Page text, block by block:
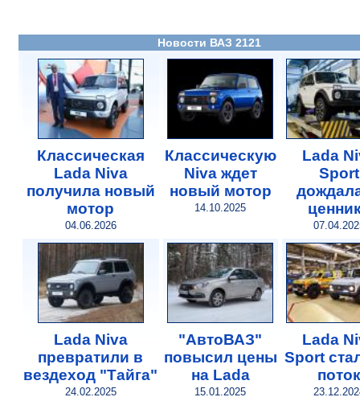
Новости ВАЗ 2121
Классическая
Lada Niva
получила новый
мотор
04.06.2026
Классическую
Niva ждет
новый мотор
14.10.2025
Lada
Sport
Lada Niva
превратили в
вездеход "Тайга"
24.02.2025
"АвтоВАЗ"
повысил цены
на Lada
15.01.2025
Lada
Sport
поток